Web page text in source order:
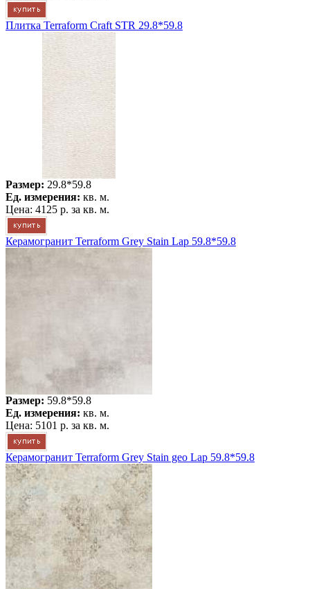
Плитка Terraform Craft STR 29.8*59.8
Размер: 29.8*59.8
Ед. измерения: кв. м.
Цена: 4125 р. за кв. м.
Керамогранит Terraform Grey Stain Lap 59.8*59.8
Размер: 59.8*59.8
Ед. измерения: кв. м.
Цена: 5101 р. за кв. м.
Керамогранит Terraform Grey Stain geo Lap 59.8*59.8